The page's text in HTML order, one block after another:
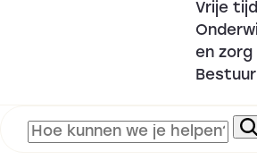
Vrije tijd
en zorg